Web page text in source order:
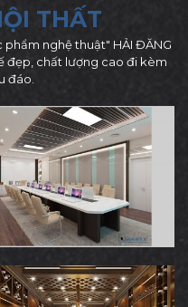
THẤT
nghệ thuật" HẢI ĐĂNG
đẹp, chất lượng cao đi kèm
đáo.